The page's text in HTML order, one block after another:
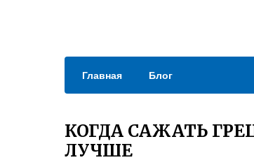
Главная Блог
КОГДА САЖАТЬ
ЛУЧШЕ